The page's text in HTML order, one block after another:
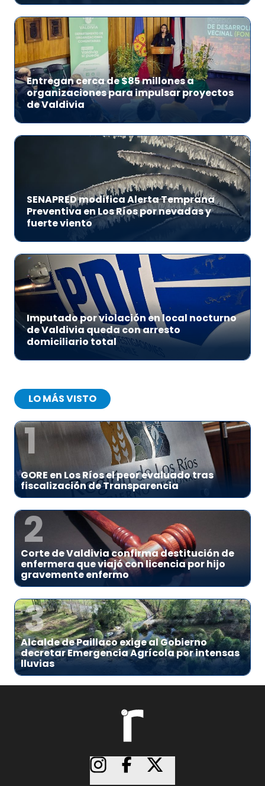
Entregan cerca de $85 millones a
organizaciones para impulsar proyectos
de Valdivia
SENAPRED modifica Alerta Temprana
Preventiva en Los Ríos por nevadas y
fuerte viento
Imputado por violación en local nocturno
de Valdivia queda con arresto
domiciliario total
LO MÁS VISTO
1
GORE en Los Ríos el peor evaluado tras
fiscalización de Transparencia
2
Corte de Valdivia confirma destitución de
enfermera que viajó con licencia por hijo
gravemente enfermo
3
Alcalde de Paillaco exige al Gobierno
decretar Emergencia Agrícola por intensas
lluvias